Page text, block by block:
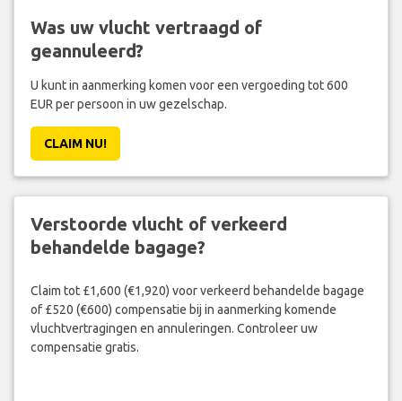
Was uw vlucht vertraagd of
geannuleerd?
U kunt in aanmerking komen voor een vergoeding tot 600
EUR per persoon in uw gezelschap.
CLAIM NU!
Verstoorde vlucht of verkeerd
behandelde bagage?
Claim tot £1,600 (€1,920) voor verkeerd behandelde bagage
of £520 (€600) compensatie bij in aanmerking komende
vluchtvertragingen en annuleringen. Controleer uw
compensatie gratis.